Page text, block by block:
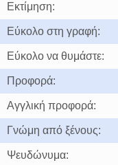
Εκτίμηση:
Εύκολο στη γραφή:
Εύκολο να θυμάστε:
Προφορά:
Αγγλική προφορά:
Γνώμη από ξένους:
Ψευδώνυμα: